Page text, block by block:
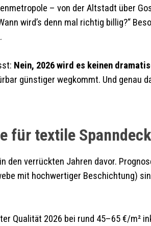
– von der Altstadt über
wird’s denn mal richtig billig?“
Nein, 2026 wird es keinen
günstiger wegkommt. Und
für textile
verrückten Jahren davor.
mit hochwertiger Beschichtung)
2026 bei rund 45–65 €/m²